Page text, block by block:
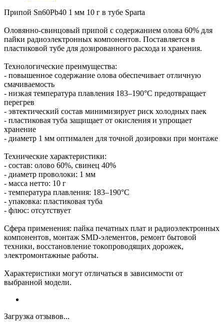
Припой Sn60Pb40 1 мм 10 г в тубе Sparta
Оловянно-свинцовый припой с содержанием олова 60% для
пайки радиоэлектронных компонентов. Поставляется в
пластиковой тубе для дозированного расхода и хранения.
Технологические преимущества:
- повышенное содержание олова обеспечивает отличную
смачиваемость
- низкая температура плавления 183–190°С предотвращает
перегрев
- эвтектический состав минимизирует риск холодных паек
- пластиковая туба защищает от окисления и упрощает
хранение
- диаметр 1 мм оптимален для точной дозировки при монтаже
Технические характеристики:
- состав: олово 60%, свинец 40%
- диаметр проволоки: 1 мм
- масса нетто: 10 г
- температура плавления: 183–190°С
- упаковка: пластиковая туба
- флюс: отсутствует
Сфера применения: пайка печатных плат и радиоэлектронных
компонентов, монтаж SMD-элементов, ремонт бытовой
техники, восстановление токопроводящих дорожек,
электромонтажные работы.
Характеристики могут отличаться в зависимости от
выбранной модели.
Загрузка отзывов...